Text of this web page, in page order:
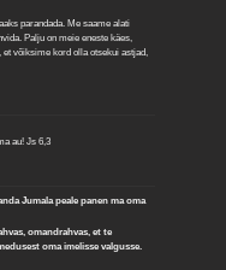
parandada. Me saame alati
Palju on meie eneste käes,
et võiksime kord olla otsekui astjad,
au!Js 6,3
Jumala peale panen ma oma
omandrahvas, et te
oma imelisse valgusse.